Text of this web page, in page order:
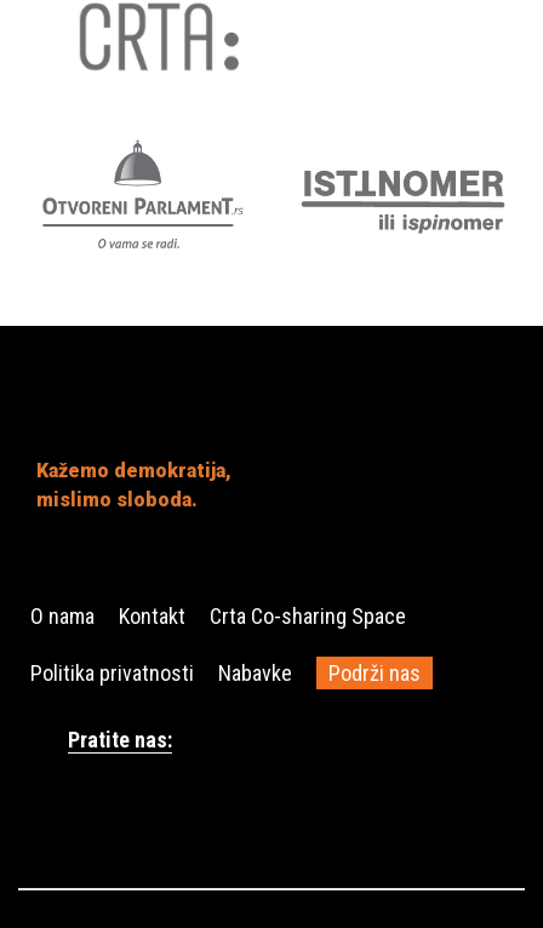
Kažemo demokratija,
mislimo sloboda.
O nama Kontakt Crta Co-sharing Space
Politika privatnosti Nabavke Podrži nas
Pratite nas: